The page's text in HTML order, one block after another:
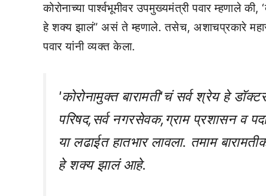
कोरोनाच्या पार्श्वभूमीवर उपमुख्यमंत्री पवार म्हणाले
हे शक्य झालं” असं ते म्हणाले. तसेच, अशाचप्रकारे
पवार यांनी व्यक्त केला.
'कोरोनामुक्त बारामती'चं सर्व श्रेय हे
परिषद,सर्व नगरसेवक,ग्राम प्रशासन व
या लढाईत हातभार लावला. तमाम
हे शक्य झालं आहे.